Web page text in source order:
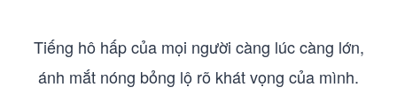
Tiếng hô hấp của mọi người càng lúc càng lớn,
ánh mắt nóng bỏng lộ rõ khát vọng của mình.